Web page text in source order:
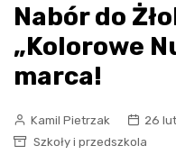
Nabór do
„Kolorowe
marca!
Kamil Pietrzak
26
Szkoły i przedszkola